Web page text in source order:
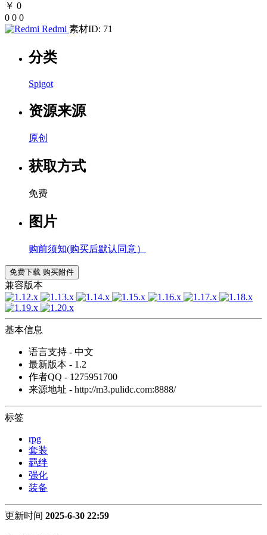
￥ 0
0 0 0
Redmi 素材ID: 71
分类
Spigot
资源来源
原创
获取方式
免费
图片
购前须知(购买后默认同意）
免费下载 购买附件
兼容版本
基本信息
语言支持 - 中文
最新版本 - 1.2
作者QQ - 1275951700
来源地址 - http://m3.pulidc.com:8888/
标签
rpg
套装
羁绊
强化
装备
更新时间 2025-6-30 22:59